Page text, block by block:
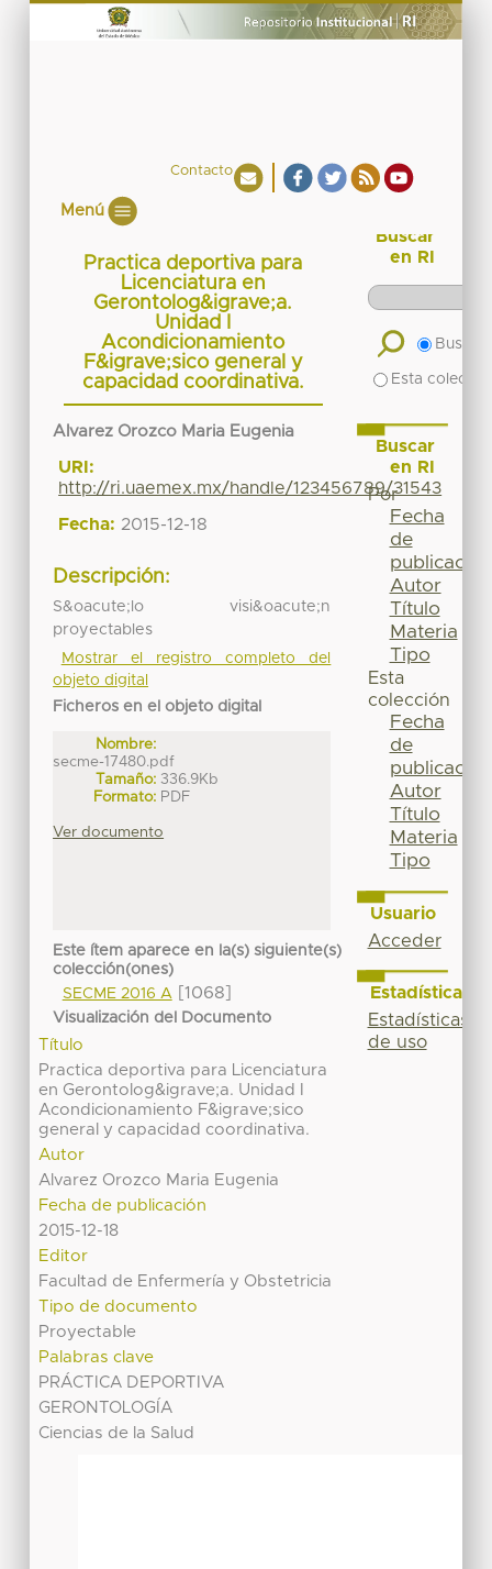
Contacto
Menú
Practica deportiva para
Licenciatura en
Gerontolog&igrave;a.
Unidad I
Acondicionamiento
F&igrave;sico general y
capacidad coordinativa.
Alvarez Orozco Maria Eugenia
URI:
http://ri.uaemex.mx/handle/123456789/31543
Fecha: 2015-12-18
Descripción:
S&oacute;lo visi&oacute;n
proyectables
Mostrar el registro completo del
objeto digital
Ficheros en el objeto digital
Nombre:
secme-17480.pdf
Tamaño: 336.9Kb
Formato: PDF
Ver documento
Este ítem aparece en la(s) siguiente(s)
colección(ones)
SECME 2016 A[1068]
Visualización del Documento
Título
Practica deportiva para Licenciatura
en Gerontolog&igrave;a. Unidad I
Acondicionamiento F&igrave;sico
general y capacidad coordinativa.
Autor
Alvarez Orozco Maria Eugenia
Fecha de publicación
2015-12-18
Editor
Facultad de Enfermería y Obstetricia
Tipo de documento
Proyectable
Palabras clave
PRÁCTICA DEPORTIVA
GERONTOLOGÍA
Ciencias de la Salud
Buscar
en RI
Buscar
Esta
Buscar
en RI
Por
Fecha
de
publicación
Autor
Título
Materia
Tipo
Esta
colección
Fecha
de
publicación
Autor
Título
Materia
Tipo
Usuario
Acceder
Estadísticas
Estadísticas
de uso